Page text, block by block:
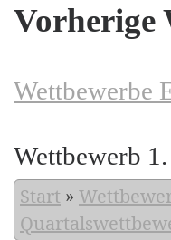
Vorherige
Wettbewerbe
Wettbewerb
Start »